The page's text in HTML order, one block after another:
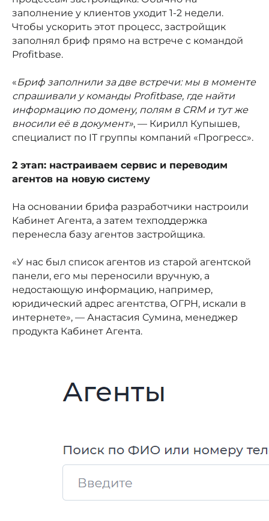
заполнение у клиентов уходит 1-2 недели.
Чтобы ускорить этот процесс, застройщик
заполнял бриф прямо на встрече с командой
Profitbase.
«Бриф заполнили за две встречи: мы в моменте
спрашивали у команды Profitbase, где найти
информацию по домену, полям в CRM и тут же
вносили её в документ», — Кирилл Купышев,
специалист по IT группы компаний «Прогресс».
2 этап: настраиваем сервис и переводим
агентов на новую систему
На основании брифа разработчики настроили
Кабинет Агента, а затем техподдержка
перенесла базу агентов застройщика.
«У нас был список агентов из старой агентской
панели, его мы переносили вручную, а
недостающую информацию, например,
юридический адрес агентства, ОГРН, искали в
интернете», — Анастасия Сумина, менеджер
продукта Кабинет Агента.